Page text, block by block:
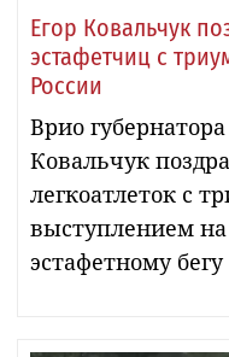
Егор Ковальчук
эстафетчиц с
России
Врио
Ковальчук
легкоатлеток с
выступлением
эстафетному бегу